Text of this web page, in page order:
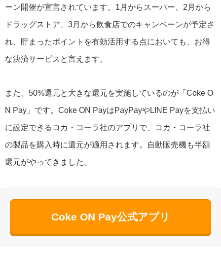
ーン開催が宣言されています。1月からスーパー、2月から
ドラッグストア、3月から飲食店でのキャンペーンが予定さ
れ、貯まったポイントを有効活用する点においても、お得
な決済サービスと言えます。
また、50%還元と大きな還元を実施しているのが「Coke O
N Pay」です。Coke ON PayはPayPayやLINE Payを支払い
に設定できるコカ・コーラ社のアプリで、コカ・コーラ社
の製品を購入時に還元が適用されます。自動販売機も半額
還元がやってきました。
Coke ON Pay公式アプリ